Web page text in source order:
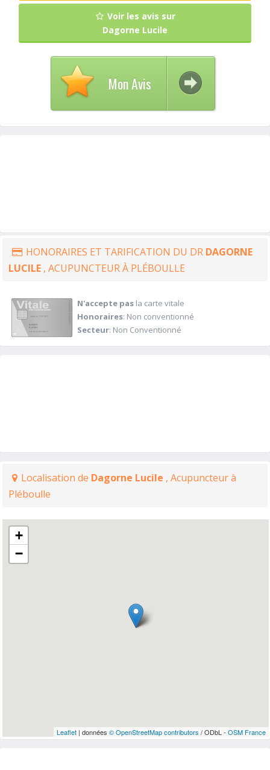
Voir les avis sur
Dagorne Lucile
Mon Avis
HONORAIRES ET TARIFICATION DU DR DAGORNE
LUCILE , ACUPUNCTEUR À PLÉBOULLE
N'accepte pasla carte vitale
Honoraires: Non conventionné
Secteur: Non Conventionné
Localisation de Dagorne Lucile , Acupuncteur à
Pléboulle
+
−
Leaflet| données © OpenStreetMap contributors / ODbL - OSM France